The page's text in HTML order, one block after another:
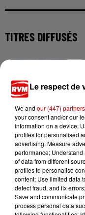
TITRES DIFFUSÉS
FARRUKO
Yapaque
Le respect de
We and our (447) partners
your consent and/or our
information on a device;
profiles for personalised
advertising; Measure
performance;
of data from different
profiles to personalise
content; Use limited data
detect fraud, and fix
Save and communicate
process personal data